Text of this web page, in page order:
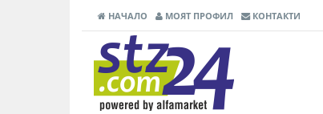
НАЧАЛО МОЯТ ПРОФИЛ КОНТАКТИ